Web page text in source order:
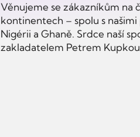
Věnujeme se zákazníkům na
kontinentech – spolu s
Nigérii a Ghaně. Srdce naší
zakladatelem Petrem